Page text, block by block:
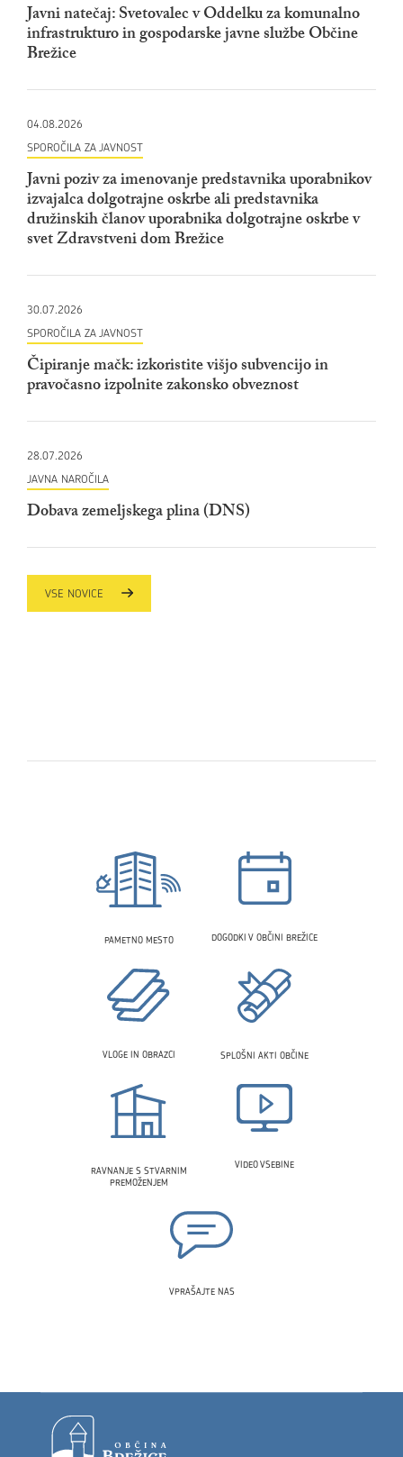
Javni natečaj: Svetovalec v Oddelku za komunalno
infrastrukturo in gospodarske javne službe Občine
Brežice
04.08.2026
SPOROČILA ZA JAVNOST
Javni poziv za imenovanje predstavnika uporabnikov
izvajalca dolgotrajne oskrbe ali predstavnika
družinskih članov uporabnika dolgotrajne oskrbe v
svet Zdravstveni dom Brežice
30.07.2026
SPOROČILA ZA JAVNOST
Čipiranje mačk: izkoristite višjo subvencijo in
pravočasno izpolnite zakonsko obveznost
28.07.2026
JAVNA NAROČILA
Dobava zemeljskega plina (DNS)
VSE NOVICE
PAMETNO MESTO DOGODKI V OBČINI BREŽICE
VLOGE IN OBRAZCI SPLOŠNI AKTI OBČINE
RAVNANJE S STVARNIM
PREMOŽENJEM
VIDEO VSEBINE
VPRAŠAJTE NAS
Noga strani